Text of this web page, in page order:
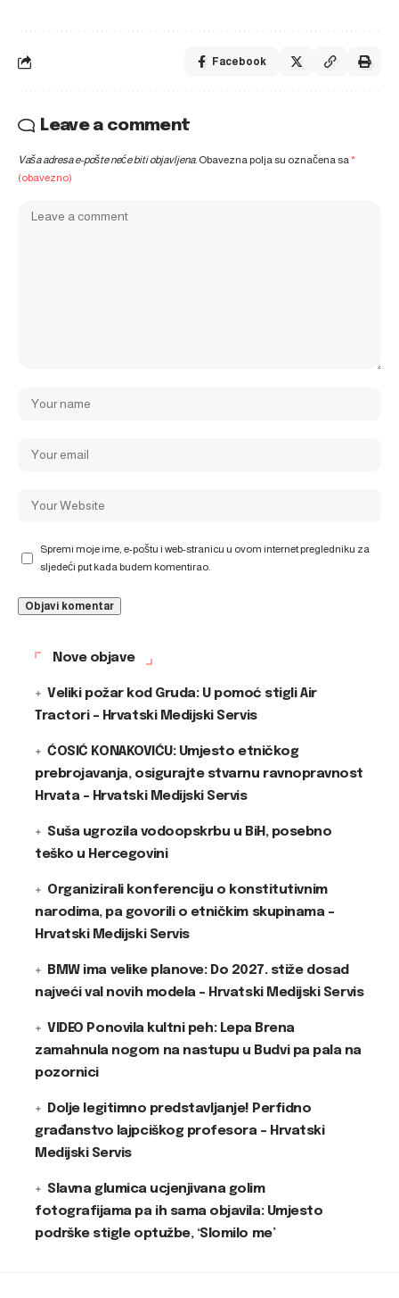
Facebook
Leave a comment
Vaša adresa e-pošte neće biti objavljena. Obavezna polja su označena sa*
(obavezno)
Spremi moje ime, e-poštu i web-stranicu u ovom internet pregledniku za
sljedeći put kada budem komentirao.
Nove objave
Veliki požar kod Gruda: U pomoć stigli Air
Tractori – Hrvatski Medijski Servis
ĆOSIĆ KONAKOVIĆU: Umjesto etničkog
prebrojavanja, osigurajte stvarnu ravnopravnost
Hrvata – Hrvatski Medijski Servis
Suša ugrozila vodoopskrbu u BiH, posebno
teško u Hercegovini
Organizirali konferenciju o konstitutivnim
narodima, pa govorili o etničkim skupinama –
Hrvatski Medijski Servis
BMW ima velike planove: Do 2027. stiže dosad
najveći val novih modela – Hrvatski Medijski Servis
VIDEO Ponovila kultni peh: Lepa Brena
zamahnula nogom na nastupu u Budvi pa pala na
pozornici
Dolje legitimno predstavljanje! Perfidno
građanstvo lajpciškog profesora – Hrvatski
Medijski Servis
Slavna glumica ucjenjivana golim
fotografijama pa ih sama objavila: Umjesto
podrške stigle optužbe, ‘Slomilo me’